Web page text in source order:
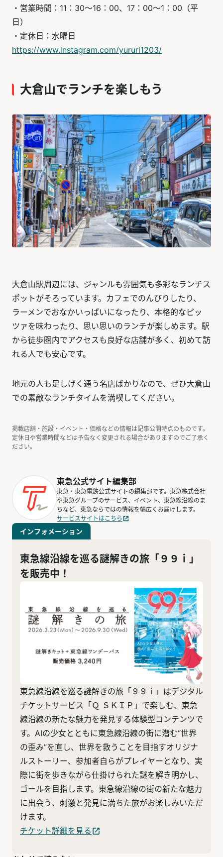
・営業時間：11：30～16：00、17：00～1：00（平
日）
・定休日：水曜日
https://www.instagram.com/yururi1203/
大倉山でランチを楽しもう
大倉山駅周辺には、ジャンルも雰囲気も多彩なランチス
ポットがそろっています。カフェでのんびりしたり、
ラーメンでおなかいっぱいになったり、本格的なピッ
ツァを味わったり、思い思いのランチが楽しめます。駅
から徒歩圏内でアクセスも良好な店舗が多く、初めて訪
れる人でも安心です。
地元の人も足しげく通う名店ばかりなので、ぜひ大倉山
での素敵なランチタイムを満喫してください。
掲載店舗・施設・イベント・価格などの情報は記事公開時点のものです。
定休日や営業時間などは予告なく変更される場合がありますのでご了承く
ださい。
東急公式サイト編集部
東急・東急電鉄公式サイトの編集部です。東急株式会社
や東急グループのサービス、イベント、東急線沿線のま
ちなど、東急ならではの情報を幅広くお届けします。
サービスサイトはこちら
インフォメーション
東急線沿線を巡る謎解きの旅「９９ｉ」
を販売中！
東急線沿線を巡る謎解きの旅「９９ｉ」はデジタル
チケットサービス「Ｑ ＳＫＩＰ」で楽しむ、東急
線沿線の新たな魅力を発見する体験型コンテンツで
す。AIの少女とともに東急線沿線の街に潜む“世界
の歪み”を直し、世界を救うことを目指すオリジナ
ルストーリー、参加者自らがプレイヤーとなり、実
際に街を歩きながら仕掛けられた謎を解き明かし、
ゴールを目指します。東急線沿線の街の新たな魅力
に出会う、刺激と発見に満ちた旅がお楽しみいただ
けます。
チケット詳細を見る